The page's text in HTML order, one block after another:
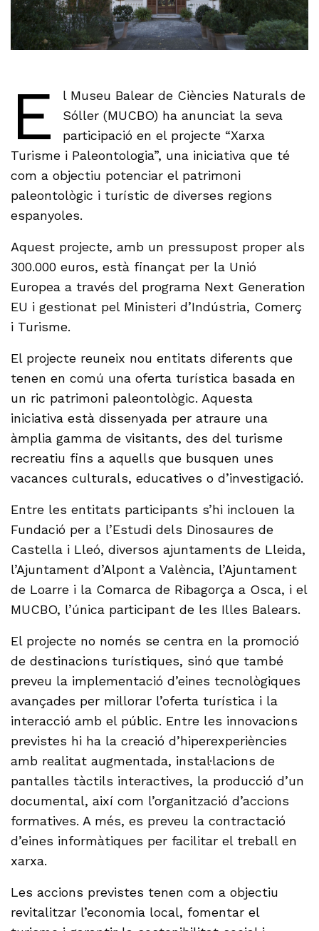
E
l Museu Balear de Ciències Naturals de
Sóller (MUCBO) ha anunciat la seva
participació en el projecte “Xarxa
Turisme i Paleontologia”, una iniciativa que té
com a objectiu potenciar el patrimoni
paleontològic i turístic de diverses regions
espanyoles.
Aquest projecte, amb un pressupost proper als
300.000 euros, està finançat per la Unió
Europea a través del programa Next Generation
EU i gestionat pel Ministeri d’Indústria, Comerç
i Turisme.
El projecte reuneix nou entitats diferents que
tenen en comú una oferta turística basada en
un ric patrimoni paleontològic. Aquesta
iniciativa està dissenyada per atraure una
àmplia gamma de visitants, des del turisme
recreatiu fins a aquells que busquen unes
vacances culturals, educatives o d’investigació.
Entre les entitats participants s’hi inclouen la
Fundació per a l’Estudi dels Dinosaures de
Castella i Lleó, diversos ajuntaments de Lleida,
l’Ajuntament d’Alpont a València, l’Ajuntament
de Loarre i la Comarca de Ribagorça a Osca, i el
MUCBO, l’única participant de les Illes Balears.
El projecte no només se centra en la promoció
de destinacions turístiques, sinó que també
preveu la implementació d’eines tecnològiques
avançades per millorar l’oferta turística i la
interacció amb el públic. Entre les innovacions
previstes hi ha la creació d’hiperexperiències
amb realitat augmentada, instal·lacions de
pantalles tàctils interactives, la producció d’un
documental, així com l’organització d’accions
formatives. A més, es preveu la contractació
d’eines informàtiques per facilitar el treball en
xarxa.
Les accions previstes tenen com a objectiu
revitalitzar l’economia local, fomentar el